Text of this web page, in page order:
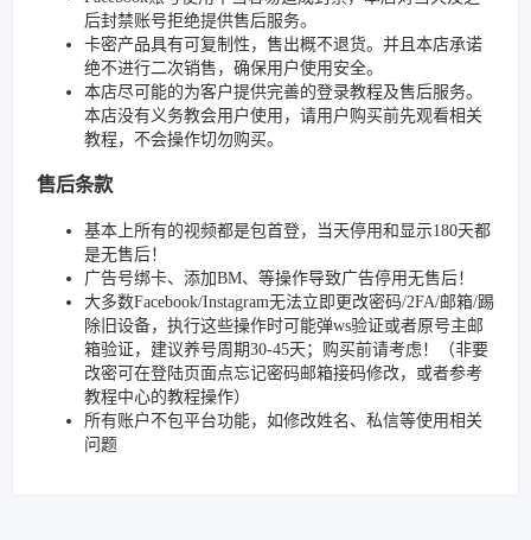
后封禁账号拒绝提供售后服务。
卡密产品具有可复制性，售出概不退货。并且本店承诺
绝不进行二次销售，确保用户使用安全。
本店尽可能的为客户提供完善的登录教程及售后服务。
本店没有义务教会用户使用，请用户购买前先观看相关
教程，不会操作切勿购买。
售后条款
基本上所有的视频都是包首登，当天停用和显示180天都
是无售后！
广告号绑卡、添加BM、等操作导致广告停用无售后！
大多数Facebook/Instagram无法立即更改密码/2FA/邮箱/踢
除旧设备，执行这些操作时可能弹ws验证或者原号主邮
箱验证，建议养号周期30-45天；购买前请考虑！（非要
改密可在登陆页面点忘记密码邮箱接码修改，或者参考
教程中心的教程操作）
所有账户不包平台功能，如修改姓名、私信等使用相关
问题